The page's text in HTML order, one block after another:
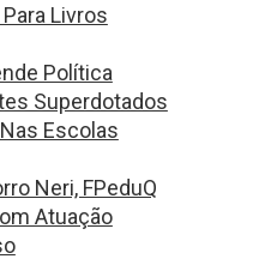
Livros
Política
Superdotados
Escolas
Neri, FPeduQ
Atuação